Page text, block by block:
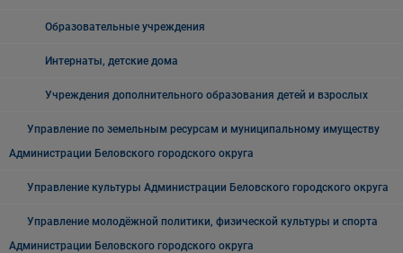
Образовательные учреждения
Интернаты, детские дома
Учреждения дополнительного образования детей и взрослых
Управление по земельным ресурсам и муниципальному имуществу
Администрации Беловского городского округа
Управление культуры Администрации Беловского городского округа
Управление молодёжной политики, физической культуры и спорта
Администрации Беловского городского округа